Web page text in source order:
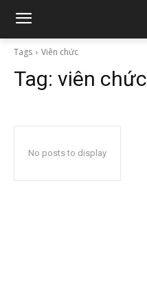
Tags Viên chức
Tag: viên chức
No posts to display